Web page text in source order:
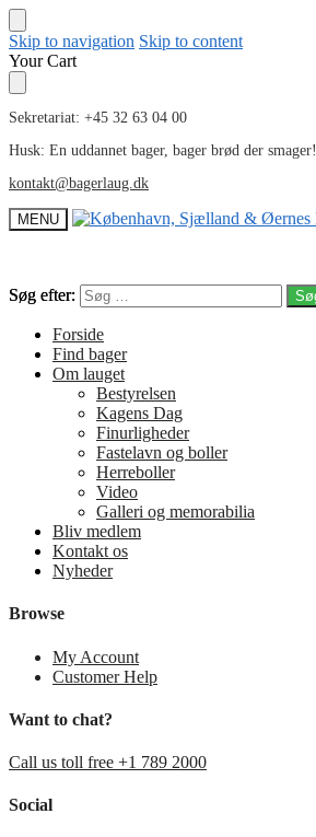
Skip to navigation Skip to content
Your Cart
Sekretariat: +45 32 63 04 00
Husk: En uddannet bager, bager brød der smager!
kontakt@bagerlaug.dk
MENU
Søg efter:
Søg efter:
Forside
Find bager
Om lauget
Bestyrelsen
Kagens Dag
Finurligheder
Fastelavn og boller
Herreboller
Video
Galleri og memorabilia
Bliv medlem
Kontakt os
Nyheder
Browse
My Account
Customer Help
Want to chat?
Call us toll free +1 789 2000
Social